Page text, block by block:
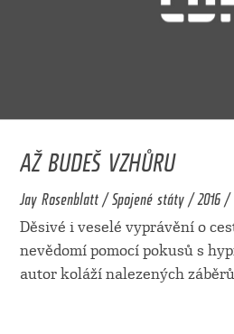
AŽ BUDEŠ VZHŮRU
Jay Rosenblatt / Spojené státy / 2016 /
Děsivé i veselé vyprávění o
nevědomí pomocí pokusů s
autor koláží nalezených